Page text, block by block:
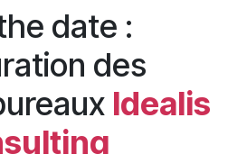
date :
des
Idealis